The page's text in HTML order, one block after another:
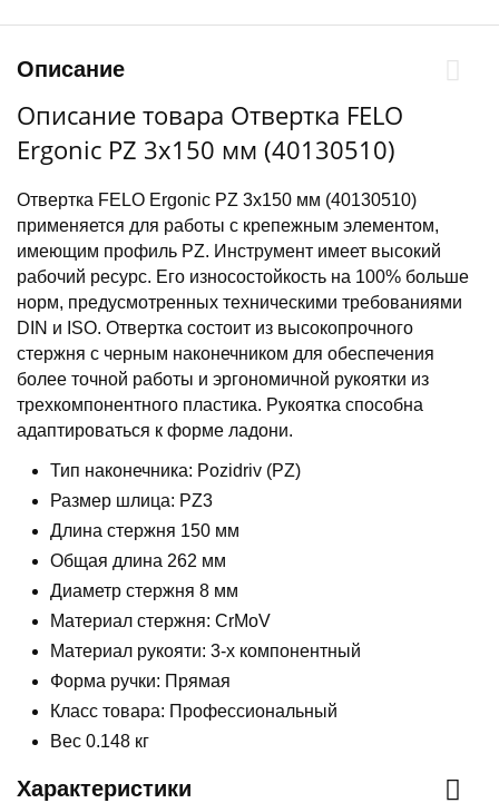
Описание
Описание товара Отвертка FELO
Ergonic PZ 3х150 мм (40130510)
Отвертка FELO Ergonic PZ 3х150 мм (40130510)
применяется для работы с крепежным элементом,
имеющим профиль PZ. Инструмент имеет высокий
рабочий ресурс. Его износостойкость на 100% больше
норм, предусмотренных техническими требованиями
DIN и ISO. Отвертка состоит из высокопрочного
стержня с черным наконечником для обеспечения
более точной работы и эргономичной рукоятки из
трехкомпонентного пластика. Рукоятка способна
адаптироваться к форме ладони.
Тип наконечника: Pozidriv (PZ)
Размер шлица: PZ3
Длина стержня 150 мм
Общая длина 262 мм
Диаметр стержня 8 мм
Материал стержня: CrMoV
Материал рукояти: 3-х компонентный
Форма ручки: Прямая
Класс товара: Профессиональный
Вес 0.148 кг
Характеристики